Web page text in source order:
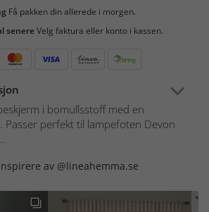
Få pakken din allerede i morgen.
senereVelg faktura eller konto i kassen.
i bomullsstoff med en
Passer perfekt til lampefoten Devon
av @lineahemma.se